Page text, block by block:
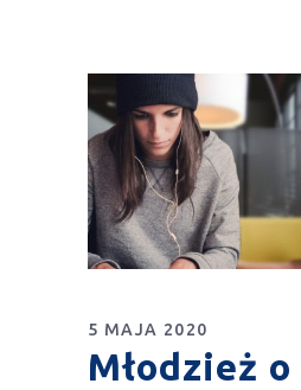
5 MAJA 2020
Młodzież o